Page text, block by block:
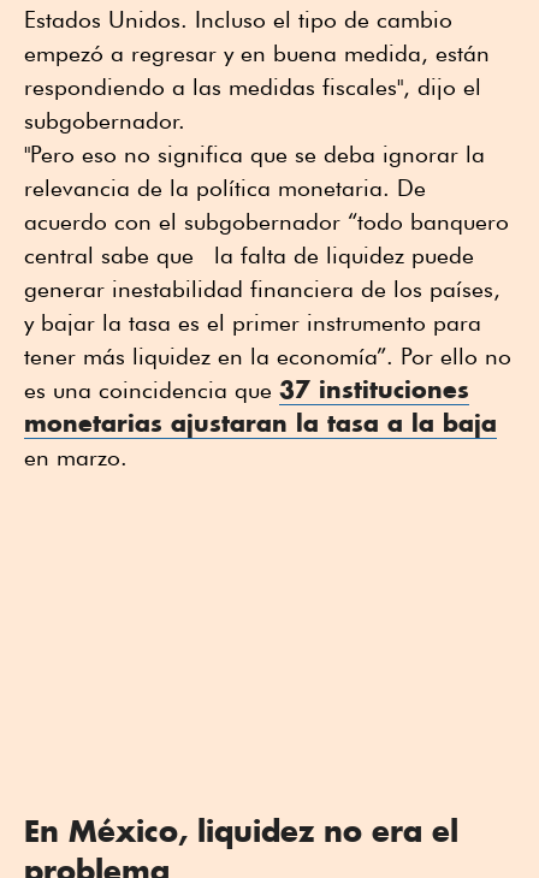
Estados Unidos. Incluso el tipo de cambio
empezó a regresar y en buena medida, están
respondiendo a las medidas fiscales", dijo el
subgobernador.
"Pero eso no significa que se deba ignorar la
relevancia de la política monetaria. De
acuerdo con el subgobernador “todo banquero
central sabe que la falta de liquidez puede
generar inestabilidad financiera de los países,
y bajar la tasa es el primer instrumento para
tener más liquidez en la economía”. Por ello no
es una coincidencia que 37 instituciones
monetarias ajustaran la tasa a la baja
en marzo.
En México, liquidez no era el
problema